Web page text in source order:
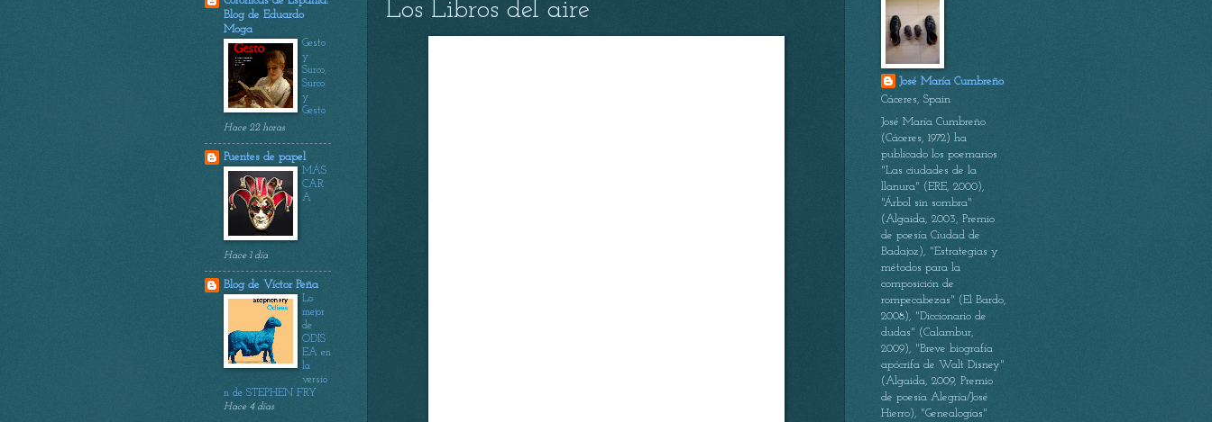
Los Libros del aire
Blog de Eduardo
Moga
Gesto
y
Surco,
Surco
y
Gesto
Hace 22 horas
Puentes de papel
MÁS
CAR
A
Hace 1 día
Blog de Víctor Peña
Lo
mejor
de
ODIS
EA en
la
versió
n de STEPHEN FRY
Hace 4 días
José María Cumbreño
Cáceres, Spain
José María Cumbreño
(Cáceres, 1972) ha
publicado los poemarios
"Las ciudades de la
llanura" (ERE, 2000),
"Árbol sin sombra"
(Algaida, 2003, Premio
de poesía Ciudad de
Badajoz), "Estrategias y
métodos para la
composición de
rompecabezas" (El Bardo,
2008), "Diccionario de
dudas" (Calambur,
2009), "Breve biografía
apócrifa de Walt Disney"
(Algaida, 2009, Premio
de poesía Alegría/José
Hierro), "Genealogías"